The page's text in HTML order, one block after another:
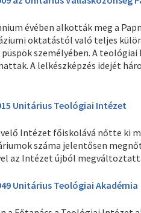
évében alkották meg a
oktatástól való teljes
püspök személyében. A
A lelkészképzés idejét
Unitárius Teológiai Intézet
Intézet főiskolává nőtte ki
száma jelentősen
az Intézet újból
Unitárius Teológiai Akadémia